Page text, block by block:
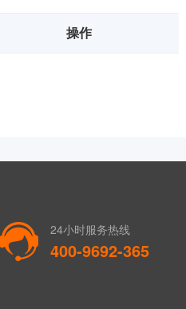
操作
24小时服务热线
400-9692-365